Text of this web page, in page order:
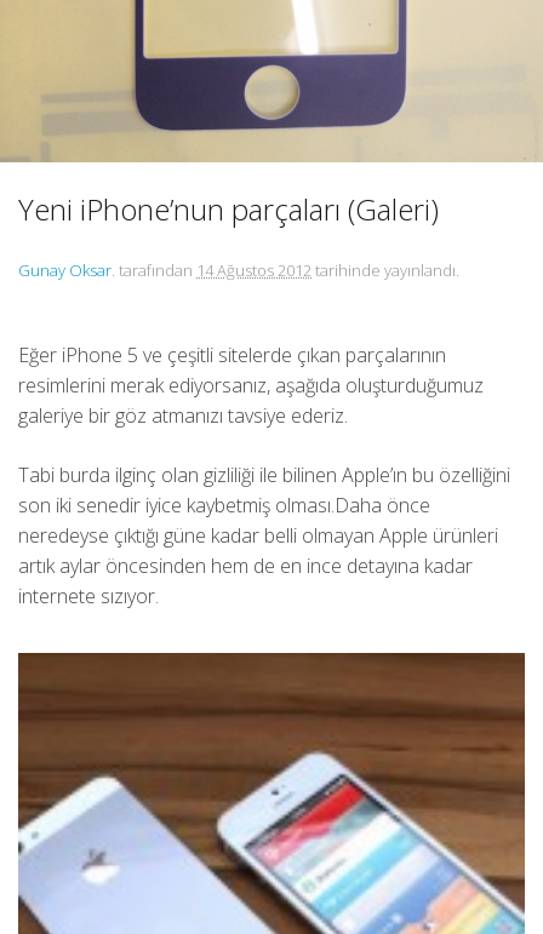
Yeni iPhone’nun parçaları (Galeri)
Gunay Oksar. tarafından 14 Ağustos 2012 tarihinde yayınlandı.
Eğer iPhone 5 ve çeşitli sitelerde çıkan parçalarının
resimlerini merak ediyorsanız, aşağıda oluşturduğumuz
galeriye bir göz atmanızı tavsiye ederiz.
Tabi burda ilginç olan gizliliği ile bilinen Apple’ın bu özelliğini
son iki senedir iyice kaybetmiş olması.Daha önce
neredeyse çıktığı güne kadar belli olmayan Apple ürünleri
artık aylar öncesinden hem de en ince detayına kadar
internete sızıyor.